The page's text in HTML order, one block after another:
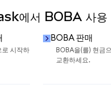
에서 BOBA 사용
로 시작하
BOBA 판매
BOBA을(를) 현금
교환하세요.